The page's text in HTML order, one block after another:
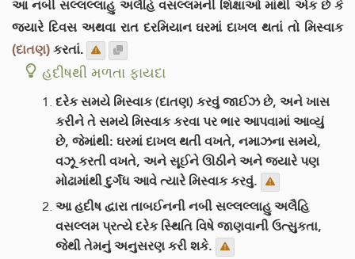
આ નબી સલ્લલ્લાહુ અલૈહિ વસલ્લમની શિક્ષાઓ માંથી એક છે કે
જ્યારે દિવસ અથવા રાત દરમિયાન ઘરમાં દાખલ થતાં તો મિસ્વાક
(દાતણ) કરતાં.
હદીષથી મળતા ફાયદા
દરેક સમયે મિસ્વાક (દાતણ) કરવું જાઈઝ છે, અને ખાસ
કરીને તે સમયે મિસ્વાક કરવા પર ભાર આપવામાં આવ્યું
છે, જેમાંથી: ઘરમાં દાખલ થતી વખતે, નમાઝના સમયે,
વઝૂ કરતી વખતે, અને સૂઈને ઊઠીને અને જ્યારે પણ
મોઢામાંથી દુર્ગંધ આવે ત્યારે મિસ્વાક કરવું.
આ હદીષ દ્વારા તાબઈનની નબી સલ્લલ્લાહુ અલૈહિ
વસલ્લમ પ્રત્યે દરેક સ્થિતિ વિષે જાણવાની ઉત્સુકતા,
જેથી તેમનું અનુસરણ કરી શકે.